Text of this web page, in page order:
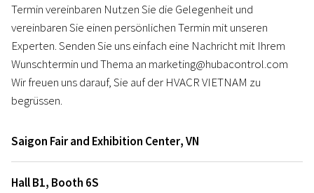
Termin vereinbaren Nutzen Sie die Gelegenheit und
vereinbaren Sie einen persönlichen Termin mit unseren
Experten. Senden Sie uns einfach eine Nachricht mit Ihrem
Wunschtermin und Thema an marketing@hubacontrol.com
Wir freuen uns darauf, Sie auf der HVACR VIETNAM zu
begrüssen.
Saigon Fair and Exhibition Center,VN
Hall B1, Booth 6S